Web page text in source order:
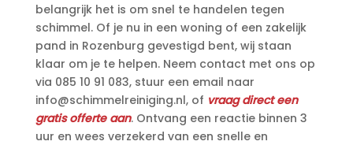
belangrijk het is om snel te handelen tegen
schimmel.​ Of je nu in een woning of een zakelijk
pand in Rozenburg gevestigd bent, wij staan
klaar om je te helpen.​ Neem contact met ons op
via 085 10 91 083, stuur een email naar
info@schimmelreiniging.​nl, of vraag direct een
gratis offerte aan.​ Ontvang een reactie binnen 3
uur en wees verzekerd van een snelle en